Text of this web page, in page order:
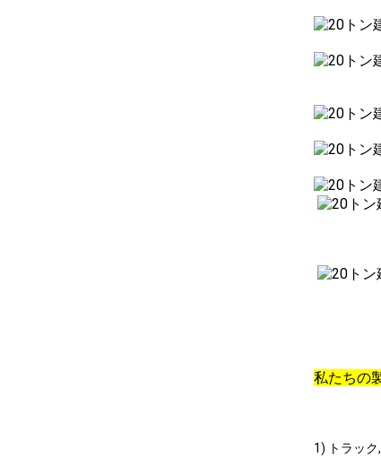
私たちの
1) トラッ